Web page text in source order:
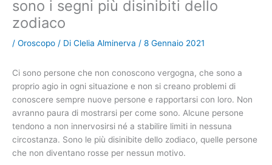
sono i segni più disinibiti dello
zodiaco
/ Oroscopo / Di Clelia Alminerva / 8 Gennaio 2021
Ci sono persone che non conoscono vergogna, che sono a
proprio agio in ogni situazione e non si creano problemi di
conoscere sempre nuove persone e rapportarsi con loro. Non
avranno paura di mostrarsi per come sono. Alcune persone
tendono a non innervosirsi né a stabilire limiti in nessuna
circostanza. Sono le più disinibite dello zodiaco, quelle persone
che non diventano rosse per nessun motivo.